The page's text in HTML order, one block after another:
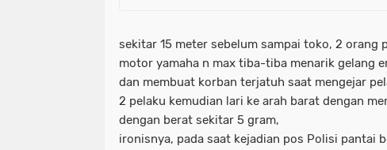
sekitar 15 meter sebelum sampai toko, 2 orang
motor yamaha n max tiba-tiba menarik gelang
dan membuat korban terjatuh saat mengejar
2 pelaku kemudian lari ke arah barat dengan
dengan berat sekitar 5 gram,
ironisnya, pada saat kejadian pos Polisi pantai